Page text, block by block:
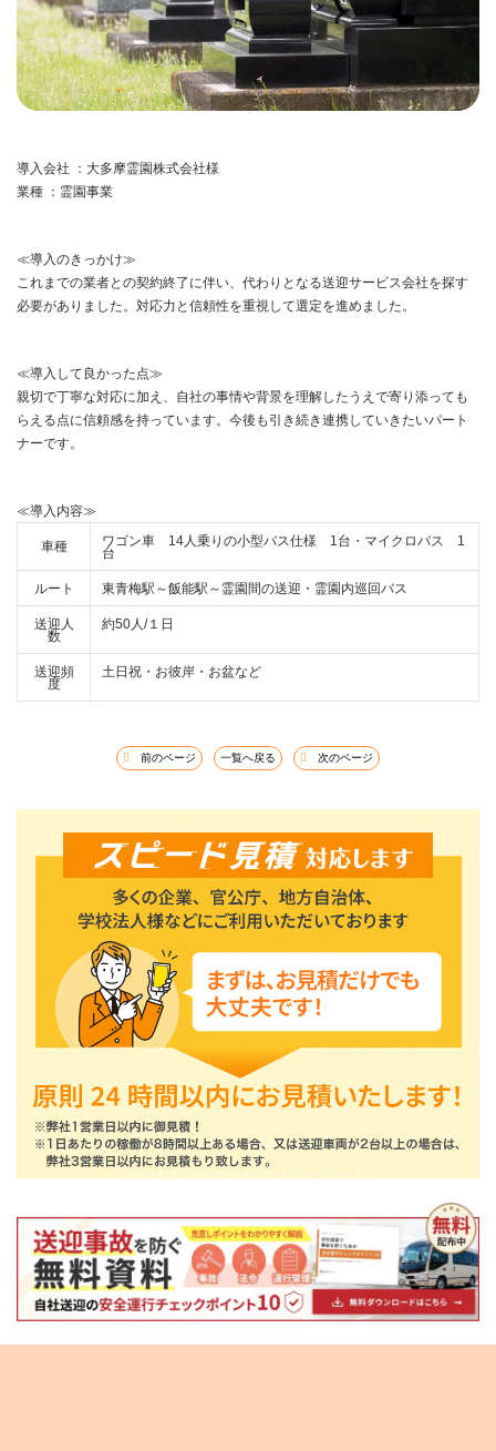
導入会社 ：大多摩霊園株式会社様
業種 ：霊園事業
≪導入のきっかけ≫
これまでの業者との契約終了に伴い、代わりとなる送迎サービス会社を探す
必要がありました。対応力と信頼性を重視して選定を進めました。
≪導入して良かった点≫
親切で丁寧な対応に加え、自社の事情や背景を理解したうえで寄り添っても
らえる点に信頼感を持っています。今後も引き続き連携していきたいパート
ナーです。
≪導入内容≫
車種
ワゴン車 14人乗りの小型バス仕様 1台・マイクロバス 1
台
ルート 東青梅駅～飯能駅～霊園間の送迎・霊園内巡回バス
送迎人
数
約50人/１日
送迎頻
度
土日祝・お彼岸・お盆など
前のページ 一覧へ戻る 次のページ